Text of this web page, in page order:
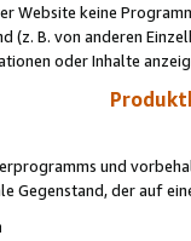
Website keine
(z. B. von anderen
oder Inhalte
und
Gegenstand, der auf